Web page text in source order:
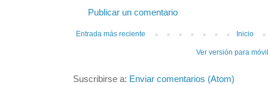
Publicar un comentario
Entrada más reciente Inicio
Ver versión para
Suscribirse a: Enviar comentarios (Atom)